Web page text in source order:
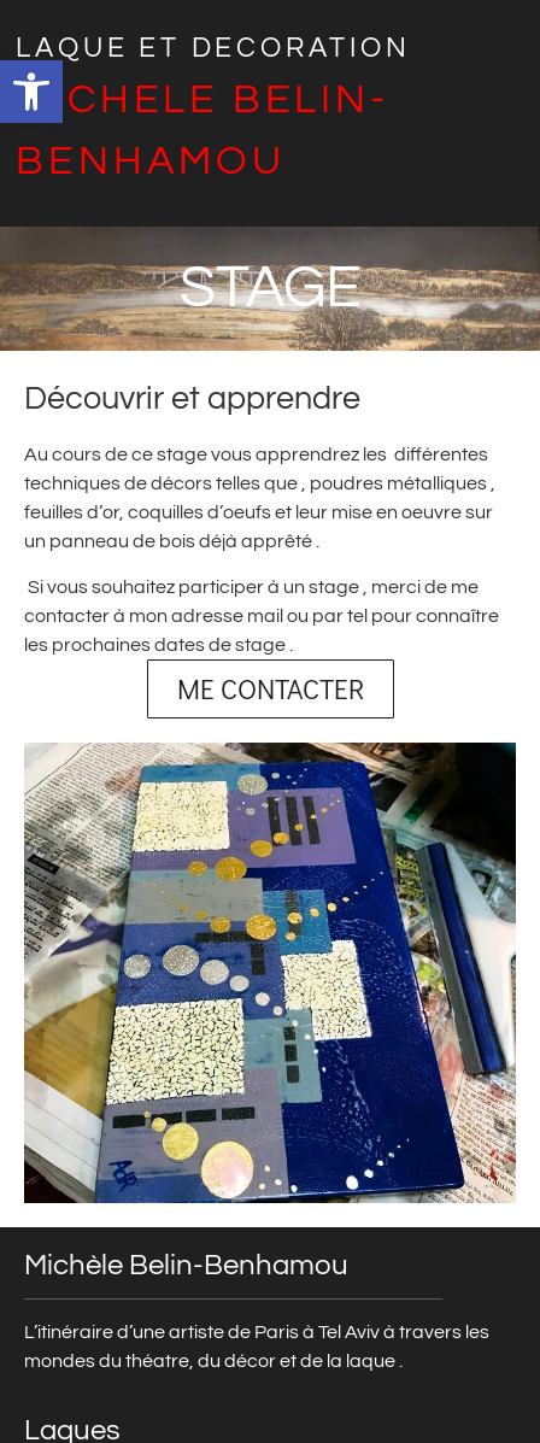
Ouvrir la barre d’outils
LAQUE ET DECORATION
MICHELE BELIN-
BENHAMOU
STAGE
Découvrir et apprendre
Au cours de ce stage vous apprendrez les différentes
techniques de décors telles que , poudres métalliques ,
feuilles d’or, coquilles d’oeufs et leur mise en oeuvre sur
un panneau de bois déjà apprêté .
Si vous souhaitez participer à un stage , merci de me
contacter à mon adresse mail ou par tel pour connaître
les prochaines dates de stage .
ME CONTACTER
Michèle Belin-Benhamou
L’itinéraire d’une artiste de Paris à Tel Aviv à travers les
mondes du théatre, du décor et de la laque .
Laques